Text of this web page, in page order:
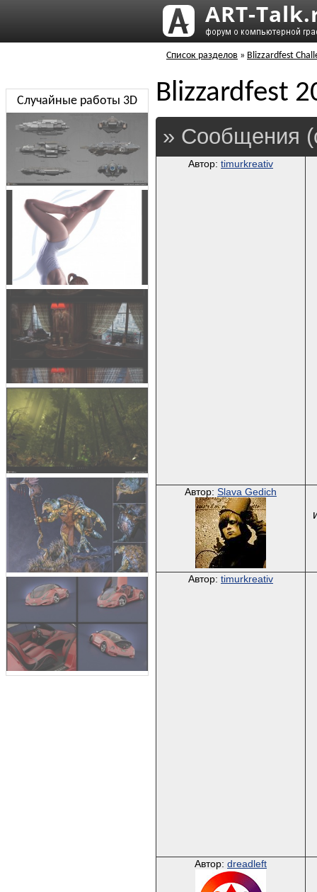
Список разделов » Blizzardfest
Blizzardfest
» Сообщения
Автор: timurkreativ
Автор: Slava Gedich
Автор: timurkreativ
Автор: dreadleft
Случайные работы 3D